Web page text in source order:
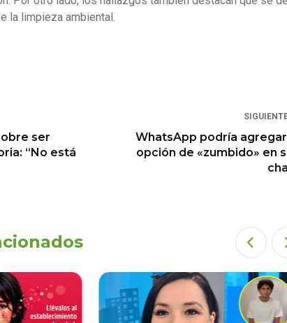
la limpieza ambiental.
ser
“No está
WhatsApp podría
opción de «zumbido» en